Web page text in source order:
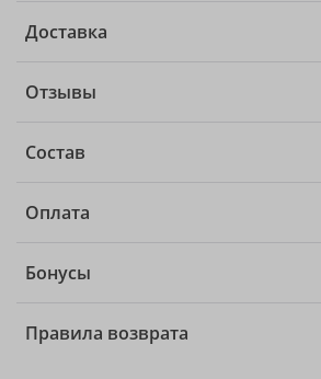
Доставка
Отзывы
Состав
Оплата
Бонусы
Правила возврата